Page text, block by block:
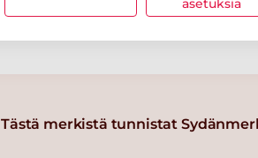
Tästä merkistä tunnistat
asetuksia